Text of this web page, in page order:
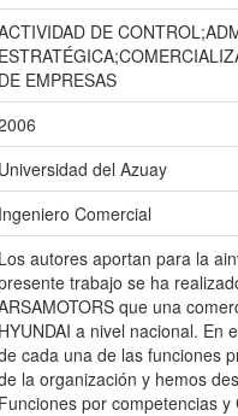
DE
DE EMPRESAS
Universidad del Azuay
Ingeniero Comercial
Los autores aportan para la
trabajo se ha
que una
HYUNDAI a nivel nacional. En
cada una de las funciones
la organización y hemos
Funciones por competencias